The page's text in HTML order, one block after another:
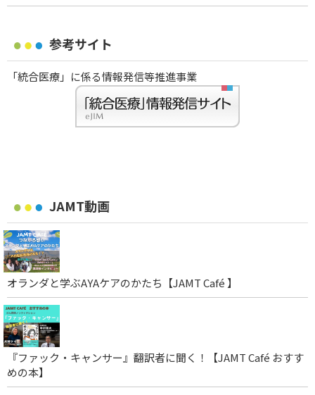
参考サイト
「統合医療」に係る情報発信等推進事業
JAMT動画
オランダと学ぶAYAケアのかたち【JAMT Café 】
『ファック・キャンサー』翻訳者に聞く！【JAMT Café おすす
めの本】